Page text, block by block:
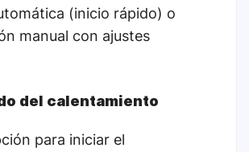
(inicio rápido) o
manual con ajustes
del calentamiento
para iniciar el